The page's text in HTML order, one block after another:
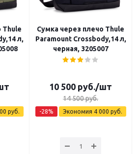
Thule
л,
руб.
Сумка через плечо Thule
Paramount Crossbody,14 л,
черная, 3205007
10 500 руб./шт
14 500руб.
-28% Экономия 4 000 руб.